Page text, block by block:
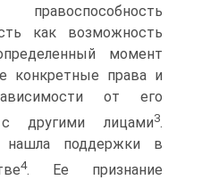
как возможность
момент
конкретные права и
от его
с другими лицами3.
нашла поддержки в
4. Ее признание